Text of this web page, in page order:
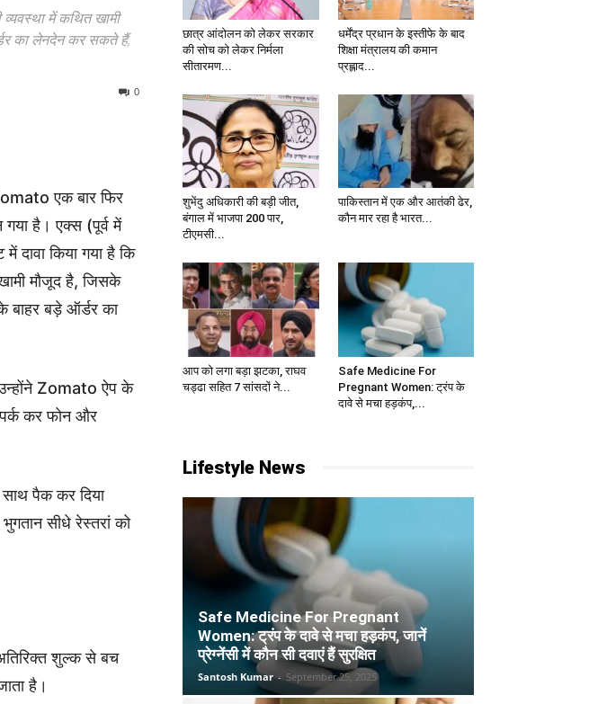
में कथित खामी
का लेनदेन कर सकते हैं,
0
एक बार फिर
गया है। एक्स (पूर्व में
दावा किया गया है कि
मौजूद है, जिसके
बाहर बड़े ऑर्डर का
उन्होंने Zomato ऐप के
कर फोन और
साथ पैक कर दिया
सीधे रेस्तरां को
शुल्क से बच
है।
छात्र आंदोलन को लेकर सरकार
की सोच को लेकर निर्मला
सीतारमण...
धर्मेंद्र प्रधान के इस्तीफे के बाद
शिक्षा मंत्रालय की कमान
प्रह्लाद...
शुभेंदु अधिकारी की बड़ी जीत,
बंगाल में भाजपा 200 पार,
टीएमसी...
पाकिस्तान में एक और आतंकी ढेर,
कौन मार रहा है भारत...
आप को लगा बड़ा झटका, राघव
चड्ढा सहित 7 सांसदों ने...
Safe Medicine For
Pregnant Women: ट्रंप के
दावे से मचा हड़कंप,...
Lifestyle News
Safe Medicine For Pregnant
Women: ट्रंप के दावे से मचा हड़कंप, जानें
प्रेग्नेंसी में कौन सी दवाएं हैं सुरक्षित
Santosh Kumar - September 25, 2025